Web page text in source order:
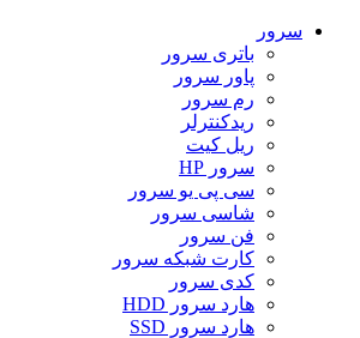
سرور
باتری سرور
پاور سرور
رم سرور
ریدکنترلر
ریل کیت
سرور HP
سی پی یو سرور
شاسی سرور
فن سرور
کارت شبکه سرور
کدی سرور
هارد سرور HDD
هارد سرور SSD